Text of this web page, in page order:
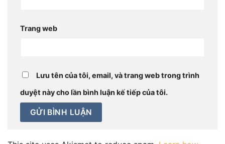
Trang web
Lưu tên của tôi, email, và trang web trong trình
duyệt này cho lần bình luận kế tiếp của tôi.